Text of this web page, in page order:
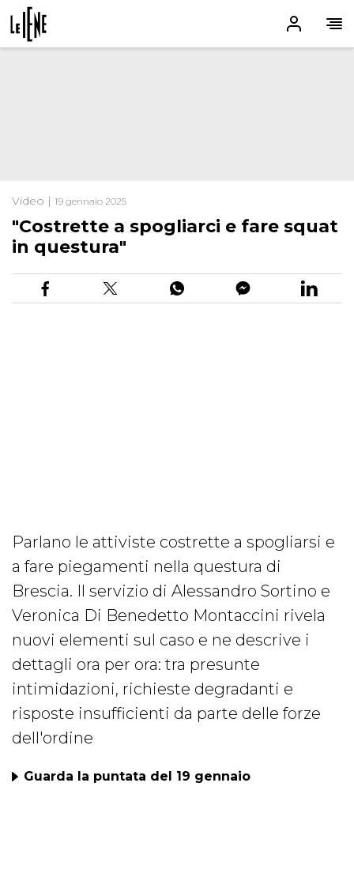
Video | 19 gennaio 2025
"Costrette a spogliarci e fare squat
in questura"
Parlano le attiviste costrette a spogliarsi e
a fare piegamenti nella questura di
Brescia. Il servizio di Alessandro Sortino e
Veronica Di Benedetto Montaccini rivela
nuovi elementi sul caso e ne descrive i
dettagli ora per ora: tra presunte
intimidazioni, richieste degradanti e
risposte insufficienti da parte delle forze
dell'ordine
Guarda la puntata del 19 gennaio